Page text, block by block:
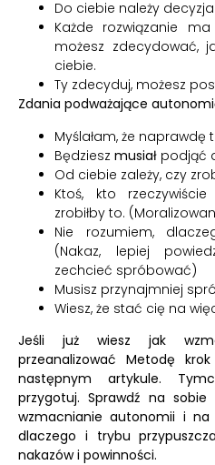
Do ciebie należy
Każde rozwiązanie
możesz zdecydować,
ciebie.
Ty zdecyduj, możesz
Zdania podważające
Myślałam, że naprawdę
Będziesz musiał podjąć
Od ciebie zależy, czy
Ktoś, kto
zrobiłby to.
Nie rozumiem,
(Nakaz, lepiej
zechcieć spróbować)
Musisz przynajmniej
Wiesz, że stać cię na
Jeśli już wiesz jak
przeanalizować Metodę
następnym artykule.
przygotuj. Sprawdź na sobie
wzmacnianie autonomii i
dlaczego i trybu
nakazów i powinności.